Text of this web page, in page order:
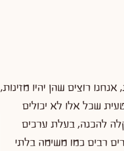
רוצים שהן יהיו מזינות,
שכל אלו לא יכולים
להכנה, בעלת ערכים
רבים כמו משימה בלתי